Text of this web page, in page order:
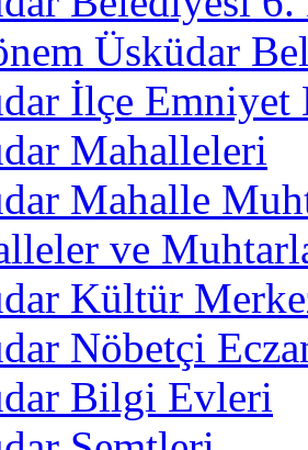
Üsküdar
İlçe
Mahalleleri
Mahalle
ve
Kültür
Nöbetçi
Bilgi Evleri